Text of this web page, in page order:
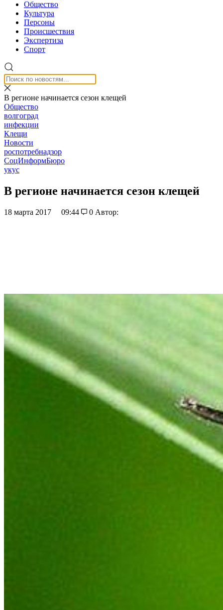
Общество
Культура
Персоны
Происшествия
Экспертиза
Спорт
В регионе начинается сезон клещей
Общество
волгоград
инфекции
Клещи
Новости
роспотребнадзор
СоцИнформБюро
укус
В регионе начинается сезон клещей
18 марта 2017 09:44 0 Автор: